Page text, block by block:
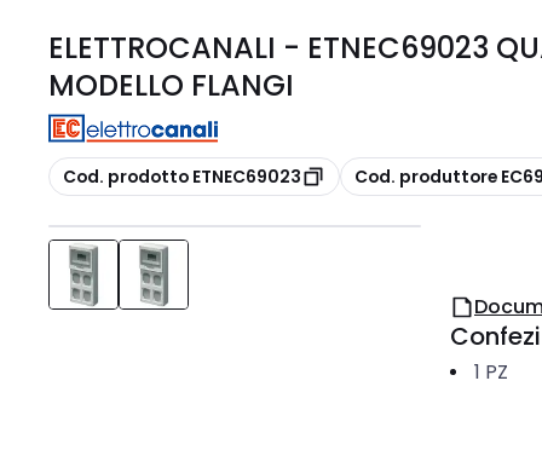
ELETTROCANALI - ETNEC69023
MODELLO FLANGI
copia
Cod. prodotto ETNEC69023 copia
Cod. produttore
1 PZ